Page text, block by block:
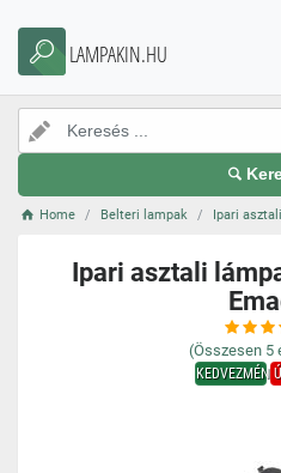
LAMPAKIN.HU
Home Belteri lampak Ipari
Ipari asztali
(Összesen 5
KEDVEZMÉNY